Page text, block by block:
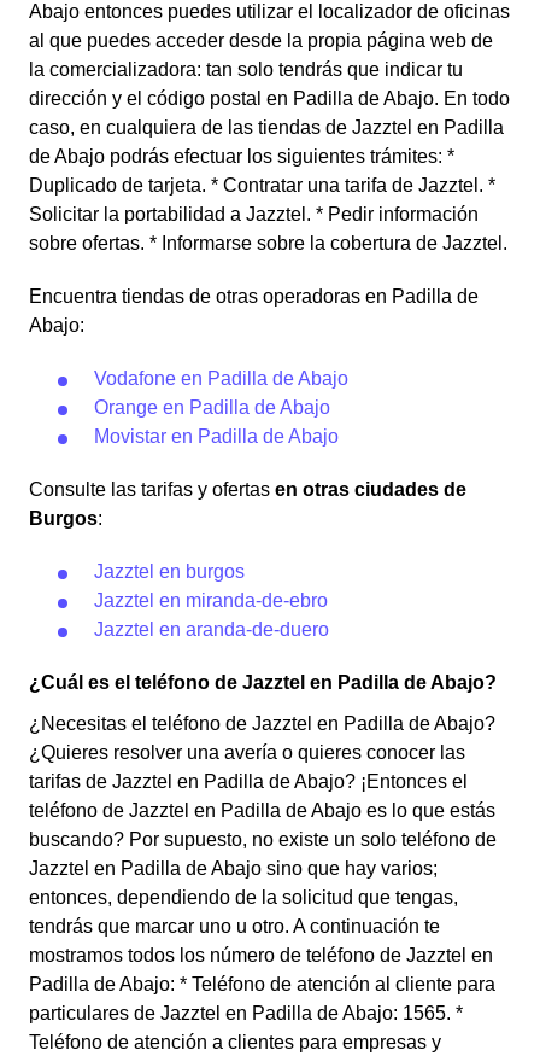
Abajo entonces puedes utilizar el localizador de oficinas
al que puedes acceder desde la propia página web de
la comercializadora: tan solo tendrás que indicar tu
dirección y el código postal en Padilla de Abajo. En todo
caso, en cualquiera de las tiendas de Jazztel en Padilla
de Abajo podrás efectuar los siguientes trámites: *
Duplicado de tarjeta. * Contratar una tarifa de Jazztel. *
Solicitar la portabilidad a Jazztel. * Pedir información
sobre ofertas. * Informarse sobre la cobertura de Jazztel.
Encuentra tiendas de otras operadoras en Padilla de
Abajo:
Vodafone en Padilla de Abajo
Orange en Padilla de Abajo
Movistar en Padilla de Abajo
Consulte las tarifas y ofertas en otras ciudades de
Burgos:
Jazztel en burgos
Jazztel en miranda-de-ebro
Jazztel en aranda-de-duero
¿Cuál es el teléfono de Jazztel en Padilla de Abajo?
¿Necesitas el teléfono de Jazztel en Padilla de Abajo?
¿Quieres resolver una avería o quieres conocer las
tarifas de Jazztel en Padilla de Abajo? ¡Entonces el
teléfono de Jazztel en Padilla de Abajo es lo que estás
buscando? Por supuesto, no existe un solo teléfono de
Jazztel en Padilla de Abajo sino que hay varios;
entonces, dependiendo de la solicitud que tengas,
tendrás que marcar uno u otro. A continuación te
mostramos todos los número de teléfono de Jazztel en
Padilla de Abajo: * Teléfono de atención al cliente para
particulares de Jazztel en Padilla de Abajo: 1565. *
Teléfono de atención a clientes para empresas y